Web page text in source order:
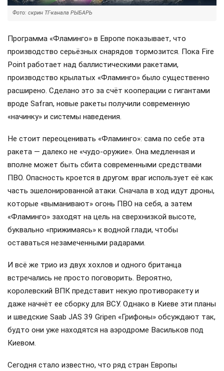
Фото: скрин ТГ-канала РЫБАРЬ
Программа «Фламинго» в Европе показывает, что
производство серьёзных снарядов тормозится. Пока Fire
Point работает над баллистическими ракетами,
производство крылатых «Фламинго» было существенно
расширено. Сделано это за счёт кооперации с гигантами
вроде Safran, новые ракеты получили современную
«начинку» и системы наведения.
Не стоит переоценивать «Фламинго»: сама по себе эта
ракета — далеко не «чудо-оружие». Она медленная и
вполне может быть сбита современными средствами
ПВО. Опасность кроется в другом: враг использует её как
часть эшелонированной атаки. Сначала в ход идут дроны,
которые «выманивают» огонь ПВО на себя, а затем
«Фламинго» заходят на цель на сверхнизкой высоте,
буквально «прижимаясь» к водной глади, чтобы
оставаться незамеченными радарами.
И всё же трио из двух хохлов и одного британца
встречались не просто поговорить. Вероятно,
королевский ВПК представит некую противоракету и
даже начнёт ее сборку для ВСУ. Однако в Киеве эти планы
и шведские Saab JAS 39 Gripen «Грифоны» обсуждают так,
будто они уже находятся на аэродроме Васильков под
Киевом.
Сегодня стало известно, что ряд стран Европы